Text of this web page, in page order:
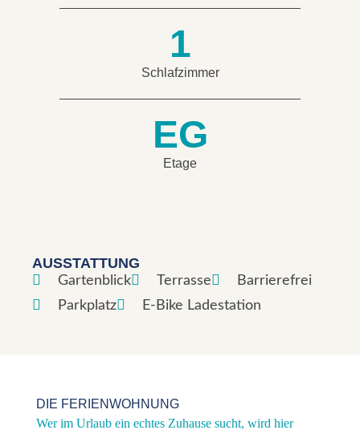
1
Schlafzimmer
EG
Etage
AUSSTATTUNG

Gartenblick Terrasse Barrierefrei
 Parkplatz E-Bike Ladestation
DIE FERIENWOHNUNG
Wer im Urlaub ein echtes Zuhause sucht, wird hier